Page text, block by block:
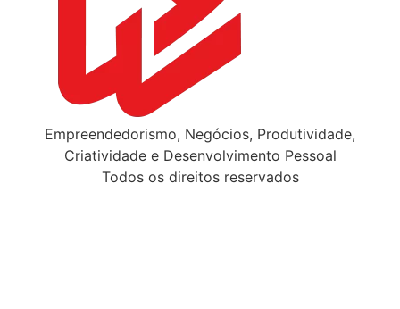
Empreendedorismo, Negócios, Produtividade,
Criatividade e Desenvolvimento Pessoal
Todos os direitos reservados